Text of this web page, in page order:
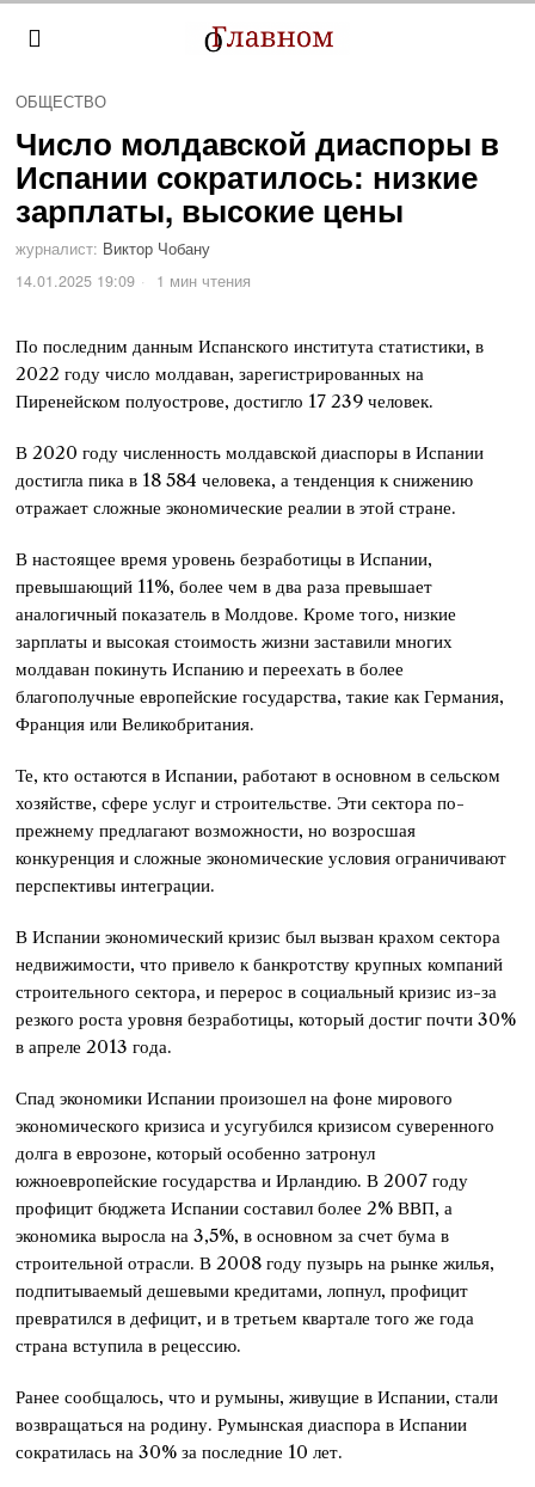
ОБЩЕСТВО
Число молдавской диаспоры в
Испании сократилось: низкие
зарплаты, высокие цены
журналист: Виктор Чобану
14.01.2025 19:09
1 мин чтения
По последним данным Испанского института статистики, в
2022 году число молдаван, зарегистрированных на
Пиренейском полуострове, достигло 17 239 человек.
В 2020 году численность молдавской диаспоры в Испании
достигла пика в 18 584 человека, а тенденция к снижению
отражает сложные экономические реалии в этой стране.
В настоящее время уровень безработицы в Испании,
превышающий 11%, более чем в два раза превышает
аналогичный показатель в Молдове. Кроме того, низкие
зарплаты и высокая стоимость жизни заставили многих
молдаван покинуть Испанию и переехать в более
благополучные европейские государства, такие как Германия,
Франция или Великобритания.
Те, кто остаются в Испании, работают в основном в сельском
хозяйстве, сфере услуг и строительстве. Эти сектора по-
прежнему предлагают возможности, но возросшая
конкуренция и сложные экономические условия ограничивают
перспективы интеграции.
В Испании экономический кризис был вызван крахом сектора
недвижимости, что привело к банкротству крупных компаний
строительного сектора, и перерос в социальный кризис из-за
резкого роста уровня безработицы, который достиг почти 30%
в апреле 2013 года.
Спад экономики Испании произошел на фоне мирового
экономического кризиса и усугубился кризисом суверенного
долга в еврозоне, который особенно затронул
южноевропейские государства и Ирландию. В 2007 году
профицит бюджета Испании составил более 2% ВВП, а
экономика выросла на 3,5%, в основном за счет бума в
строительной отрасли. В 2008 году пузырь на рынке жилья,
подпитываемый дешевыми кредитами, лопнул, профицит
превратился в дефицит, и в третьем квартале того же года
страна вступила в рецессию.
Ранее сообщалось, что и румыны, живущие в Испании, стали
возвращаться на родину. Румынская диаспора в Испании
сократилась на 30% за последние 10 лет.